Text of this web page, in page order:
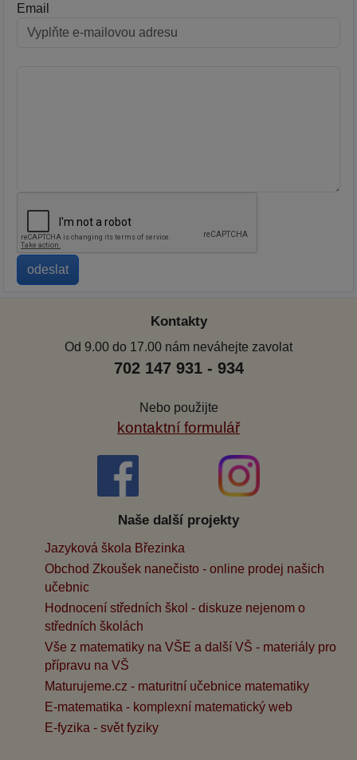
Email
Kontakty
Od 9.00 do 17.00 nám neváhejte zavolat
702 147 931 - 934
Nebo použijte
kontaktní formulář
Naše další projekty
Jazyková škola Březinka
Obchod Zkoušek nanečisto - online prodej našich
učebnic
Hodnocení středních škol - diskuze nejenom o
středních školách
Vše z matematiky na VŠE a další VŠ - materiály pro
přípravu na VŠ
Maturujeme.cz - maturitní učebnice matematiky
E-matematika - komplexní matematický web
E-fyzika - svět fyziky